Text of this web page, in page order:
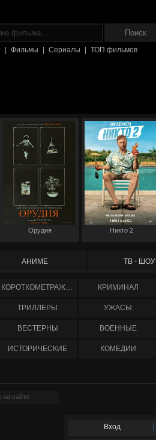
Фильмы Сериалы ТОП фильмов
Орудия Никто 2
АНИМЕ ТВ - ШОУ
КОРОТКОМЕТРАЖНЫЕ КРИМИНАЛ
ТРИЛЛЕРЫ УЖАСЫ
ВЕСТЕРНЫ ВОЕННЫЕ
ИСТОРИЧЕСКИЕ КОМЕДИИ
на сайте
Вход